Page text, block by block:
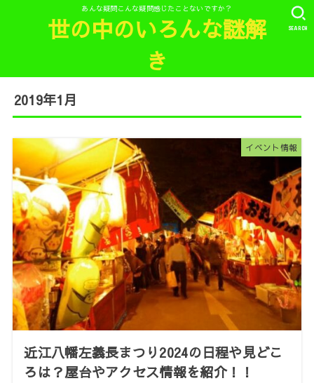
あんな疑問こんな疑問感じたことないですか？
世の中のいろんな謎解
き
SEARCH
2019年1月
イベント情報
近江八幡左義長まつり2024の日程や見どこ
ろは？屋台やアクセス情報を紹介！！